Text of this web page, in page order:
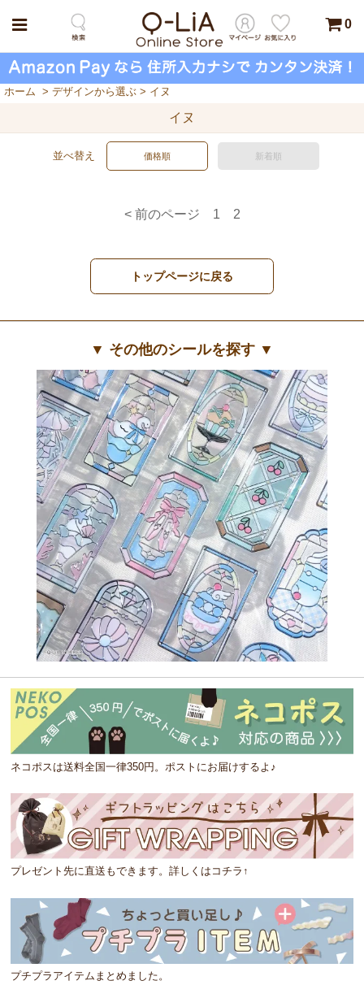
0
ホーム > デザインから選ぶ > イヌ
イヌ
並べ替え 価格順 新着順
< 前のページ 1 2
トップページに戻る
▼ その他のシールを探す ▼
ネコポスは送料全国一律350円。ポストにお届けするよ♪
プレゼント先に直送もできます。詳しくはコチラ↑
プチプラアイテムまとめました。